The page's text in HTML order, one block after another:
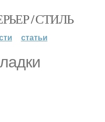
/ СТИЛЬ
статьи